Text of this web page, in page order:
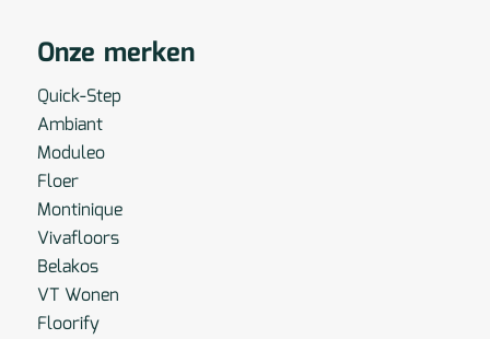
Onze merken
Quick-Step
Ambiant
Moduleo
Floer
Montinique
Vivafloors
Belakos
VT Wonen
Floorify